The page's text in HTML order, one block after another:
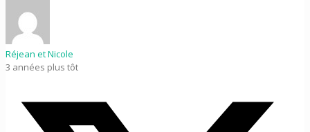
Réjean et Nicole
3 années plus tôt